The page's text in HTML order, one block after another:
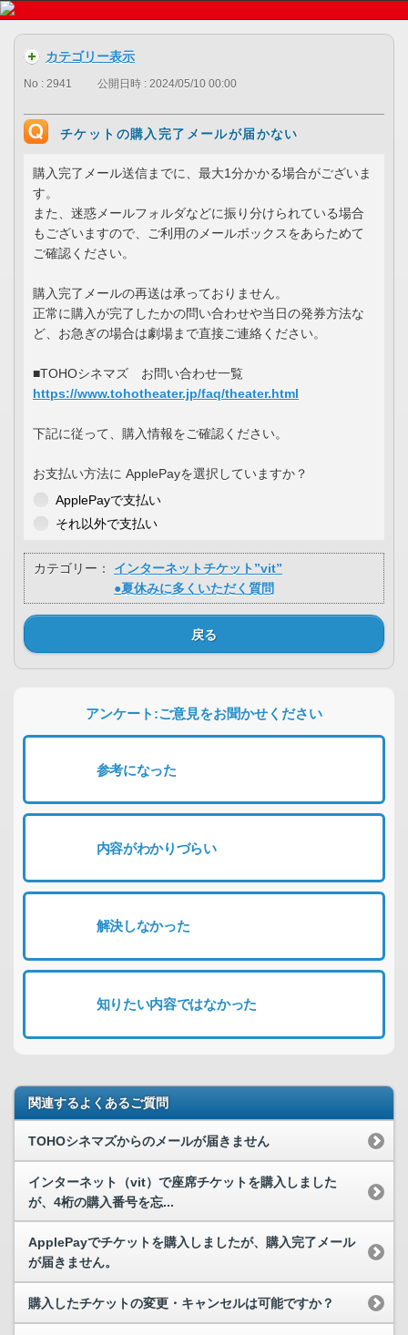
カテゴリー表示
No : 2941 公開日時 : 2024/05/10 00:00
チケットの購入完了メールが届かない
購入完了メール送信までに、最大1分かかる場合がございま
す。
また、迷惑メールフォルダなどに振り分けられている場合
もございますので、ご利用のメールボックスをあらためて
ご確認ください。
購入完了メールの再送は承っておりません。
正常に購入が完了したかの問い合わせや当日の発券方法な
ど、お急ぎの場合は劇場まで直接ご連絡ください。
■TOHOシネマズ お問い合わせ一覧
https://www.tohotheater.jp/faq/theater.html
下記に従って、購入情報をご確認ください。
お支払い方法に ApplePayを選択していますか？
ApplePayで支払い
それ以外で支払い
カテゴリー：
インターネットチケット”vit”
●夏休みに多くいただく質問
戻る
アンケート:ご意見をお聞かせください
参考になった
内容がわかりづらい
解決しなかった
知りたい内容ではなかった
関連するよくあるご質問
TOHOシネマズからのメールが届きません
インターネット（vit）で座席チケットを購入しました
が、4桁の購入番号を忘...
ApplePayでチケットを購入しましたが、購入完了メール
が届きません。
購入したチケットの変更・キャンセルは可能ですか？